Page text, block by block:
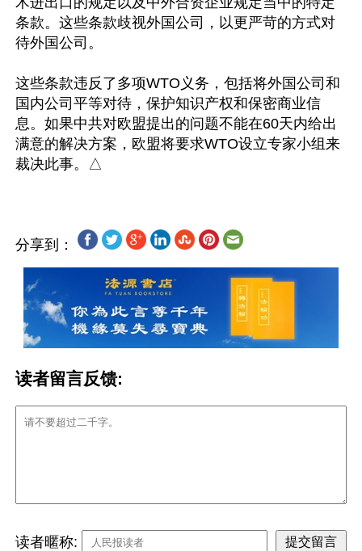
条款。这些条款歧视外国公司，以更严苛的方式对
待外国公司。
这些条款违反了多项WTO义务，包括将外国公司和
国内公司平等对待，保护知识产权和保密商业信
息。如果中共对欧盟提出的问题不能在60天内给出
满意的解决方案，欧盟将要求WTO设立专家小组来
分享到：
读者留言反馈:
读者暱称: